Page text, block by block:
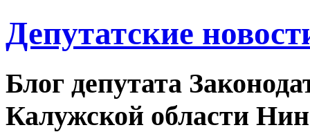
Депутатские
Блог депутата
Калужской области